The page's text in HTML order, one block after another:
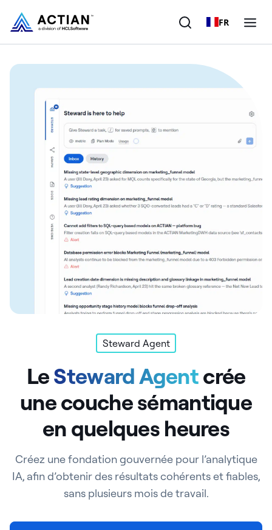
FR
Solutions
Entreprise
Ressources
Steward Agent
LeSteward Agentcrée
une couche sémantique
en quelques heures
Créez une fondation gouvernée pour l’analytique
IA, afin d’obtenir des résultats cohérents et fiables,
sans plusieurs mois de travail.